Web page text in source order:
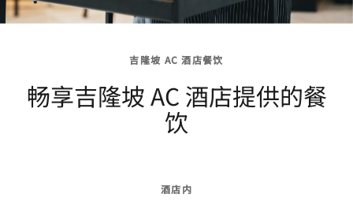
吉隆坡 AC 酒店餐饮
畅享吉隆坡 AC 酒店提供的餐
饮
酒店内